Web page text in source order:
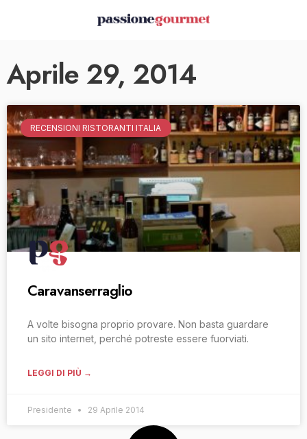
Aprile 29, 2014
RECENSIONI RISTORANTI ITALIA
Caravanserraglio
A volte bisogna proprio provare. Non basta guardare
un sito internet, perché potreste essere fuorviati.
LEGGI DI PIÙ →
Presidente 29 Aprile 2014